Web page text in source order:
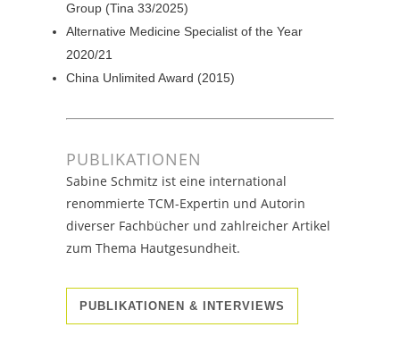
Group (Tina 33/2025)
Alternative Medicine Specialist of the Year
2020/21
China Unlimited Award (2015)
PUBLIKATIONEN
Sabine Schmitz ist eine international
renommierte TCM-Expertin und Autorin
diverser Fachbücher und zahlreicher Artikel
zum Thema Hautgesundheit.
PUBLIKATIONEN & INTERVIEWS